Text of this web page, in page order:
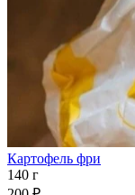
Картофель фри
140 г